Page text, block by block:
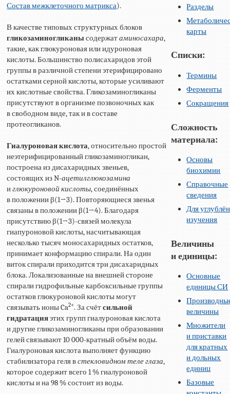
Состав межклеточного матрикса).
В качестве типовых структурных блоков
гликозаминогликанысодержатаминосахара,
такие, как глюкуроновая или идуроновая
кислоты. Большинство полисахаридов этой
группы в различной степени этерифицировано
остатками серной кислоты, которые усиливают
их кислотные свойства. Гликозаминогликаны
присутствуют в организме позвоночных как
в свободном виде, так и в составе
протеогликанов.
Гиалуроновая кислота, относительно простой
неэтерифицированный гликозаминогликан,
построена из дисахаридных звеньев,
состоящих из N-ацетилглюкозамина
иглюкуроновой кислоты, соединённых
в положении β(1→3). Повторяющиеся звенья
связаны в положении β(1→4). Благодаря
присутствию β(1→3)-связей молекула
гиапуроновой кислоты, насчитывающая
несколько тысяч моносахаридных остатков,
принимает конформацию спирали. На один
виток спирали приходится три дисахаридных
блока. Локализованные на внешней стороне
спирали гидрофильные карбоксильные группы
остатков глюкуроновой кислоты могут
связывать ионы Ca2+. За счётсильной
гидратацияэтих групп гиалуроновая кислота
и другие гликозаминогликаны при образовании
гелей связывают 10 000-кратный объём воды.
Гиалуроновая кислота выполняет функцию
стабилизатора геля встекловидном теле глаза,
которое содержит всего 1 % гиалуроновой
кислоты и на 98 % состоит из воды.
Разделы
карты
Списки:
Термины
Ферменты
Сокращения
Сложность
материала:
Основы
биохимии
Справочные
сведения
Для
изучения
Величины
и единицы:
Основные
единицы СИ
величины
Множители
и приставки
для кратных
и дольных
единиц
Базовые